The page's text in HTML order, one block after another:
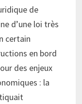
de
d’une loi très
certain
en bord
des enjeux
: la